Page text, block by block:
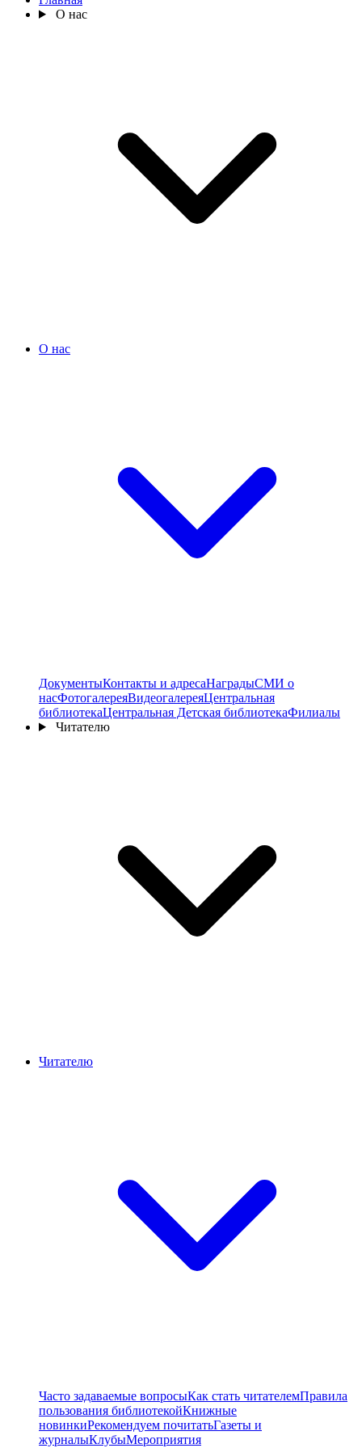
О нас
О нас
ДокументыКонтакты и адресаНаградыСМИ о
насФотогалереяВидеогалереяЦентральная
библиотекаЦентральная Детская библиотекаФилиалы
Читателю
Читателю
Часто задаваемые вопросыКак стать читателемПравила
пользования библиотекойКнижные
новинкиРекомендуем почитатьГазеты и
журналыКлубыМероприятия